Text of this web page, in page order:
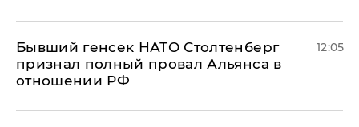
Бывший генсек НАТО Столтенберг
признал полный провал Альянса в
отношении РФ
12:05